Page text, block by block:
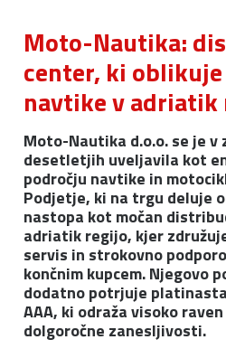
Moto-Nautika:
center, ki
navtike v
Moto-Nautika d.o.o. se je v
desetletjih uveljavila kot
področju navtike in
Podjetje, ki na trgu deluje
nastopa kot močan
adriatik regijo, kjer
servis in strokovno
končnim kupcem. Njegovo
dodatno potrjuje
AAA, ki odraža visoko
dolgoročne zanesljivosti.